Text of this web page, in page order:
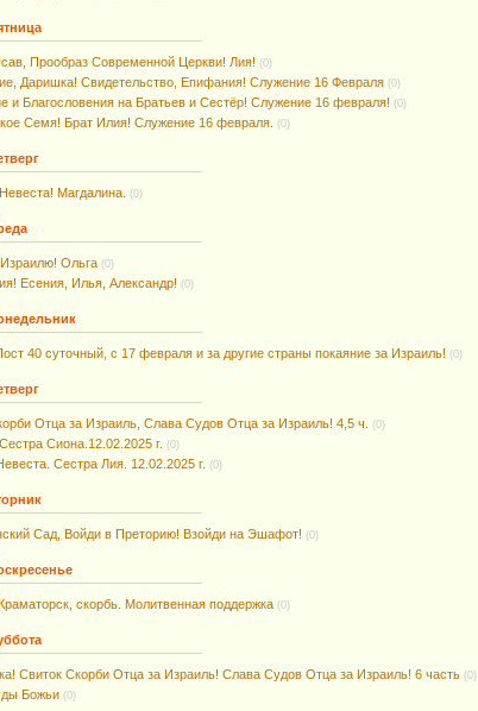
Прообраз Современной Церкви! Лия! (0)
Даришка! Свидетельство, Епифания! Служение 16 Февраля (0)
и Благословения на Братьев и Сестёр! Служение 16 февраля! (0)
Семя! Брат Илия! Служение 16 февраля. (0)
Магдалина. (0)
Ольга (0)
Есения, Илья, Александр! (0)
40 суточный, с 17 февраля и за другие страны покаяние за Израиль! (0)
Отца за Израиль, Слава Судов Отца за Израиль! 4,5 ч. (0)
Сиона.12.02.2025 г. (0)
Сестра Лия. 12.02.2025 г. (0)
Сад, Войди в Преторию! Взойди на Эшафот! (0)
скорбь. Молитвенная поддержка (0)
Свиток Скорби Отца за Израиль! Слава Судов Отца за Израиль! 6 часть (0)
Божьи (0)